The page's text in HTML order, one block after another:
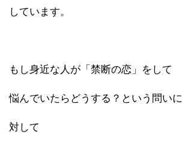
しています。
もし身近な人が「禁断の恋」をして
悩んでいたらどうする？という問いに
対して